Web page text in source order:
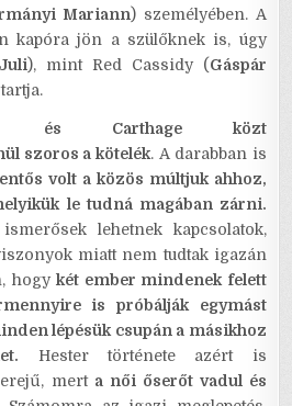
Mariann) személyében. A
kapóra jön a szülőknek is, úgy
), mint Red Cassidy (Gáspár
és Carthage közt
szoros a kötelék. A darabban is
volt a közös múltjuk ahhoz,
le tudná magában zárni.
lehetnek kapcsolatok,
miatt nem tudtak igazán
hogykét ember mindenek felett
is próbálják egymást
lépésük csupán a másikhoz
Hester története azért is
mert a női őserőt vadul és